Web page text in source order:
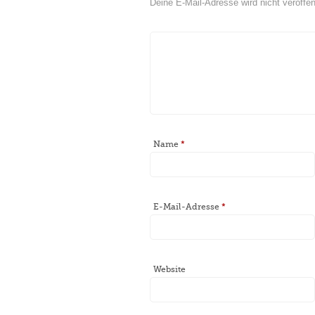
Deine E-Mail-Adresse wird nicht
Name *
E-Mail-Adresse *
Website